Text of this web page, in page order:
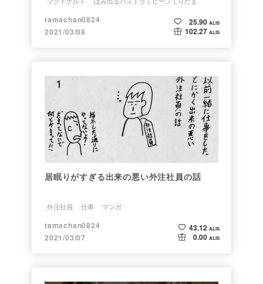
ハッピーセット
tamachan0824
2021/03/08
25.90 ALIS
102.27 ALIS
居眠りがすぎる出来の悪い外注社員の話
外注社員 仕事 マンガ
tamachan0824
2021/03/07
43.12 ALIS
0.00 ALIS